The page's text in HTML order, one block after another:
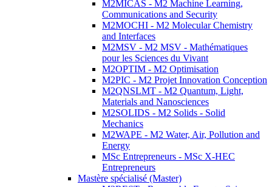
M2MICAS - M2 Machine Learning,
Communications and Security
M2MOCHI - M2 Molecular Chemistry
and Interfaces
M2MSV - M2 MSV - Mathématiques
pour les Sciences du Vivant
M2OPTIM - M2 Optimisation
M2PIC - M2 Projet Innovation Conception
M2QNSLMT - M2 Quantum, Light,
Materials and Nanosciences
M2SOLIDS - M2 Solids - Solid
Mechanics
M2WAPE - M2 Water, Air, Pollution and
Energy
MSc Entrepreneurs - MSc X-HEC
Entrepreneurs
Mastère spécialisé (Master)